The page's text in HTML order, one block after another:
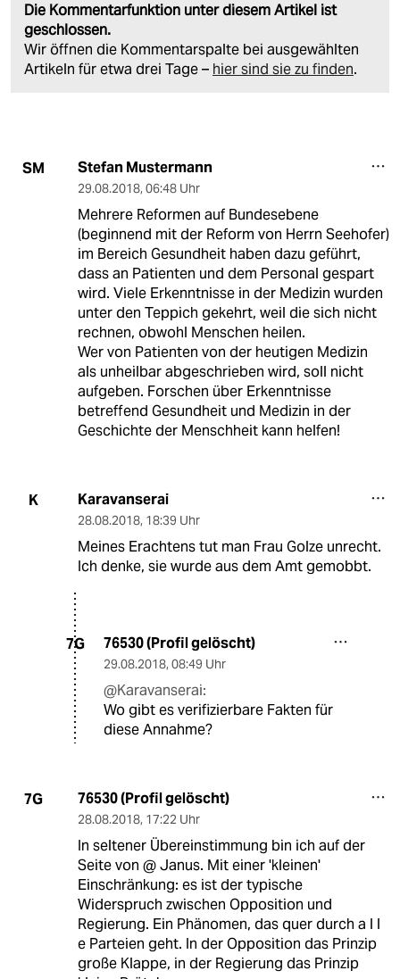
Die Kommentarfunktion unter diesem Artikel ist
geschlossen.
Wir öffnen die Kommentarspalte bei ausgewählten
Artikeln für etwa drei Tage – hier sind sie zu finden.
SM Stefan Mustermann
29.08.2018, 06:48 Uhr
Mehrere Reformen auf Bundesebene
(beginnend mit der Reform von Herrn Seehofer)
im Bereich Gesundheit haben dazu geführt,
dass an Patienten und dem Personal gespart
wird. Viele Erkenntnisse in der Medizin wurden
unter den Teppich gekehrt, weil die sich nicht
rechnen, obwohl Menschen heilen.
Wer von Patienten von der heutigen Medizin
als unheilbar abgeschrieben wird, soll nicht
aufgeben. Forschen über Erkenntnisse
betreffend Gesundheit und Medizin in der
Geschichte der Menschheit kann helfen!
K Karavanserai
28.08.2018, 18:39 Uhr
Meines Erachtens tut man Frau Golze unrecht.
Ich denke, sie wurde aus dem Amt gemobbt.
7G 76530 (Profil gelöscht)
29.08.2018, 08:49 Uhr
@Karavanserai:
Wo gibt es verifizierbare Fakten für
diese Annahme?
7G 76530 (Profil gelöscht)
28.08.2018, 17:22 Uhr
In seltener Übereinstimmung bin ich auf der
Seite von @ Janus. Mit einer 'kleinen'
Einschränkung: es ist der typische
Widerspruch zwischen Opposition und
Regierung. Ein Phänomen, das quer durch a l l
e Parteien geht. In der Opposition das Prinzip
große Klappe, in der Regierung das Prinzip